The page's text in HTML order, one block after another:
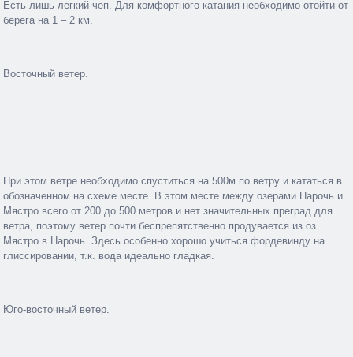
Есть лишь легкий чеп. Для комфортного катания необходимо отойти от
берега на 1 – 2 км.
Восточный ветер.
При этом ветре необходимо спуститься на 500м по ветру и кататься в
обозначенном на схеме месте. В этом месте между озерами Нарочь и
Мястро всего от 200 до 500 метров и нет значительных преград для
ветра, поэтому ветер почти беспрепятственно продувается из оз.
Мястро в Нарочь. Здесь особенно хорошо учиться фордевинду на
глиссировании, т.к. вода идеально гладкая.
Юго-восточный ветер.